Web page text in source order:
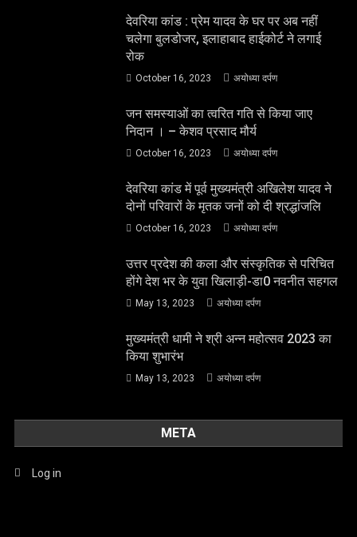
देवरिया कांड : प्रेम यादव के घर पर अब नहीं
चलेगा बुलडोजर, इलाहाबाद हाईकोर्ट ने लगाई
रोक
October 16, 2023 अयोध्या दर्पण
जन समस्याओं का त्वरित गति से किया जाए
निदान । – केशव प्रसाद मौर्य
October 16, 2023 अयोध्या दर्पण
देवरिया कांड में पूर्व मुख्यमंत्री अखिलेश यादव ने
दोनों परिवारों के मृतक जनों को दी श्रद्धांजलि
October 16, 2023 अयोध्या दर्पण
उत्तर प्रदेश की कला और संस्कृतिक से परिचित
होंगे देश भर के युवा खिलाड़ी-डा0 नवनीत सहगल
May 13, 2023 अयोध्या दर्पण
मुख्यमंत्री धामी ने श्री अन्न महोत्सव 2023 का
किया शुभारंभ
May 13, 2023 अयोध्या दर्पण
META
Log in